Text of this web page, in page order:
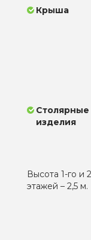
Крыша
Столярные
изделия
Высота 1-го и
этажей – 2,5 м.